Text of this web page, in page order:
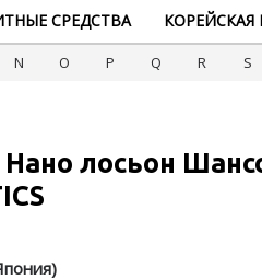
СРЕДСТВА
N O P Q R S
лосьон